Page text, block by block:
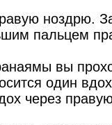
ноздрю.
пальцем
вы
один
через